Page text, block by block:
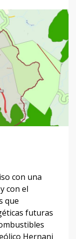
con una
con el
que
futuras
Hernani